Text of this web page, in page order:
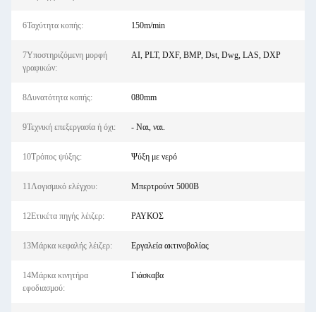
6Ταχύτητα κοπής: 150m/min
7Υποστηριζόμενη μορφή
γραφικών:
AI, PLT, DXF, BMP, Dst, Dwg, LAS, DXP
8Δυνατότητα κοπής: 080mm
9Τεχνική επεξεργασία ή όχι: - Ναι, ναι.
10Τρόπος ψύξης: Ψύξη με νερό
11Λογισμικό ελέγχου: Μπερτρούντ 5000Β
12Ετικέτα πηγής λέιζερ: ΡΑΥΚΟΣ
13Μάρκα κεφαλής λέιζερ: Εργαλεία ακτινοβολίας
14Μάρκα κινητήρα
εφοδιασμού:
Γιάσκαβα